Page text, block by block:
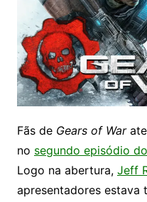
Fãs de Gears of War
no segundo episódio
Logo na abertura, Jeff
apresentadores estava